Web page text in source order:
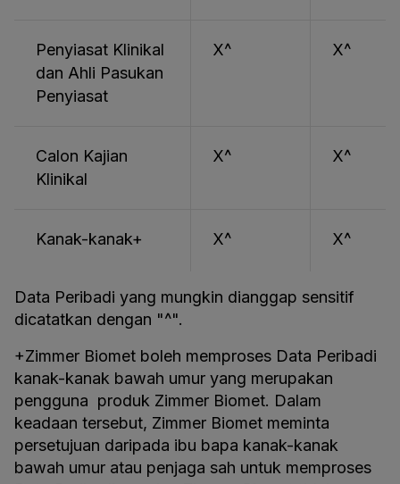
Penyiasat Klinikal
dan Ahli Pasukan
Penyiasat
X^ X^
Calon Kajian
Klinikal
X^ X^
Kanak-kanak+ X^ X^
Data Peribadi yang mungkin dianggap sensitif
dicatatkan dengan "^".
+Zimmer Biomet boleh memproses Data Peribadi
kanak-kanak bawah umur yang merupakan
pengguna produk Zimmer Biomet. Dalam
keadaan tersebut, Zimmer Biomet meminta
persetujuan daripada ibu bapa kanak-kanak
bawah umur atau penjaga sah untuk memproses